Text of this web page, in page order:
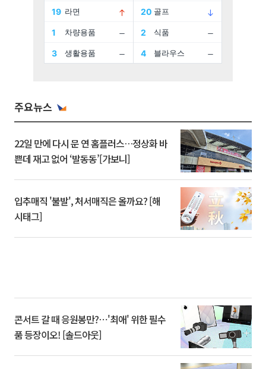
주요뉴스
22일 만에 다시 문 연 홈플러스…정상화 바
쁜데 재고 없어 ‘발동동’[가보니]
입추매직 '불발', 처서매직은 올까요? [해
시태그]
콘서트 갈 때 응원봉만?⋯'최애' 위한 필수
품 등장이오! [솔드아웃]